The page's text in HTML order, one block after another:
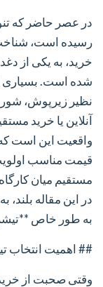
در عصر حاضر که
رسیده است، شناخت
خرید، به یکی از
شده است. بسیاری
نظیر زیرپوش،
آنلاین یا خرید
واقعیت این است
قیمت مناسب اولویت
مستقیم میان
در این مقاله
به طور خاص
## اهمیت انتخاب
وقتی صحبت از